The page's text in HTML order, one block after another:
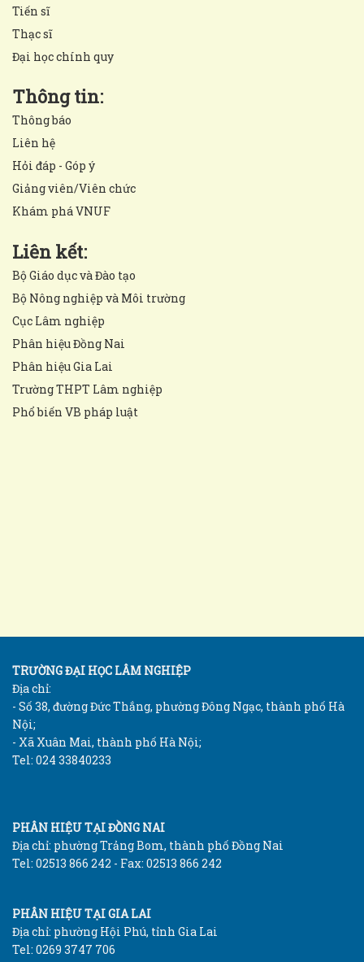
Tiến sĩ
Thạc sĩ
Đại học chính quy
Thông tin:
Thông báo
Liên hệ
Hỏi đáp - Góp ý
Giảng viên/Viên chức
Khám phá VNUF
Liên kết:
Bộ Giáo dục và Đào tạo
Bộ Nông nghiệp và Môi trường
Cục Lâm nghiệp
Phân hiệu Đồng Nai
Phân hiệu Gia Lai
Trường THPT Lâm nghiệp
Phổ biến VB pháp luật
TRƯỜNG ĐẠI HỌC LÂM NGHIỆP
Địa chỉ:
- Số 38, đường Đức Thắng, phường Đông Ngạc, thành phố Hà
Nội;
- Xã Xuân Mai, thành phố Hà Nội;
Tel: 024 33840233
PHÂN HIỆU TẠI ĐỒNG NAI
Địa chỉ: phường Trảng Bom, thành phố Đồng Nai
Tel: 02513 866 242 - Fax: 02513 866 242
PHÂN HIỆU TẠI GIA LAI
Địa chỉ: phường Hội Phú, tỉnh Gia Lai
Tel: 0269 3747 706